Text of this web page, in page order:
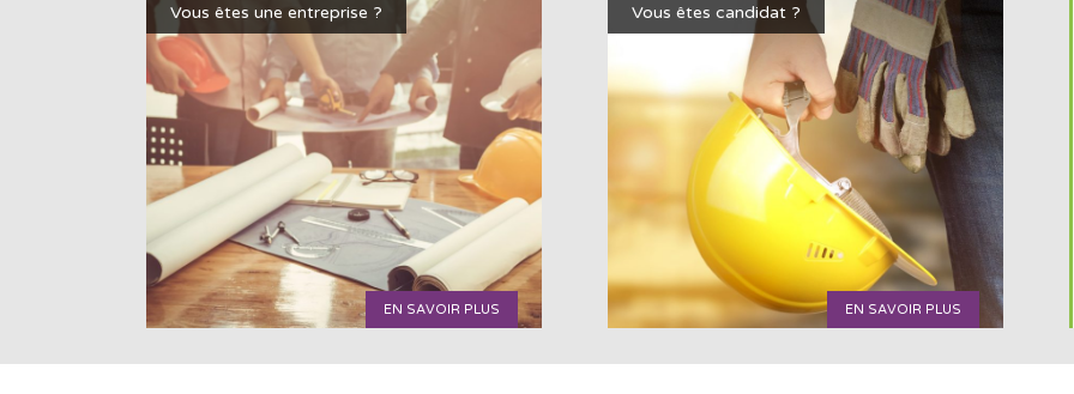
Vous êtes une entreprise ?
EN SAVOIR PLUS
Vous êtes candidat ?
EN SAVOIR PLUS